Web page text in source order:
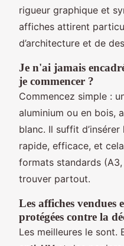
rigueur graphique et
affiches attirent
d’architecture et de
Je n'ai jamais
je commencer ?
Commencez simple :
aluminium ou en bois,
blanc. Il suffit d’insérer
rapide, efficace, et
formats standards
trouver partout.
Les affiches vendues
protégées contre la
Les meilleures le sont.